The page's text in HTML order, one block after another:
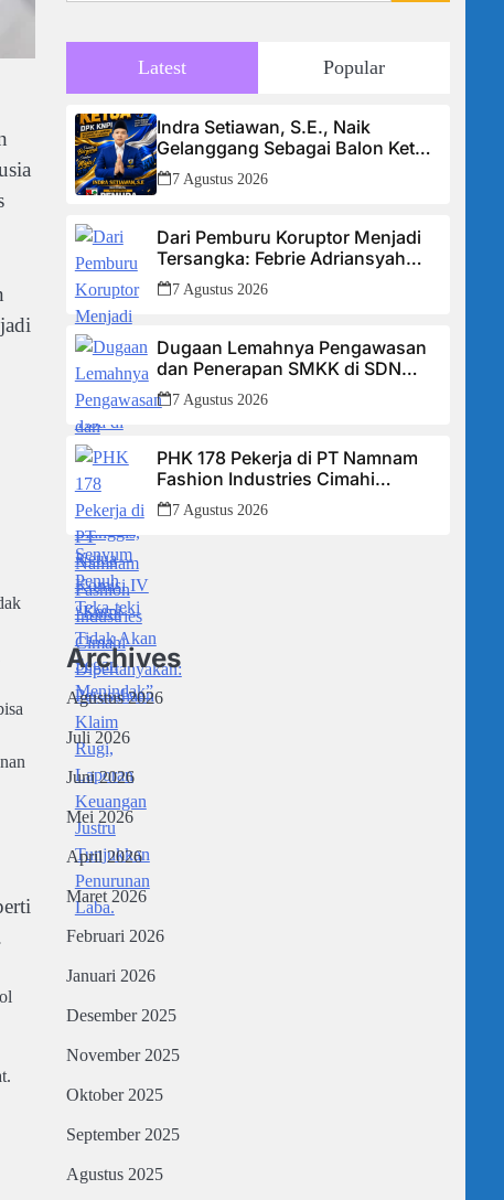
Latest Popular
Indra Setiawan, S.E., Naik
Gelanggang Sebagai Balon Ketua
DPK KNPI Kecamatan Ciambar
7 Agustus 2026
Dari Pemburu Koruptor Menjadi
Tersangka: Febrie Adriansyah
Tiba di Kejagung Berborgol, Bawa
Map Biru dan Senyum Penuh
7 Agustus 2026
Dugaan Lemahnya Pengawasan
dan Penerapan SMKK di SDN
Manggis, Ketua Komisi IV “Kami
Tidak Akan Segan Menindak”
7 Agustus 2026
PHK 178 Pekerja di PT Namnam
Fashion Industries Cimahi
Dipertanyakan: Perusahaan Klaim
Rugi, Laporan Keuangan Justru
7 Agustus 2026
Archives
Agustus 2026
Juli 2026
Juni 2026
Mei 2026
April 2026
Maret 2026
Februari 2026
Januari 2026
Desember 2025
November 2025
Oktober 2025
September 2025
Agustus 2025